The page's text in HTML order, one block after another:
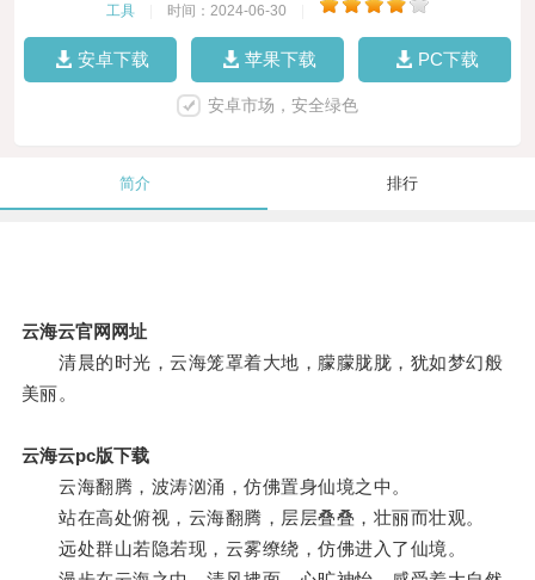
工具 时间：2024-06-30
安卓下载 苹果下载 PC下载
安卓市场，安全绿色
简介 排行
云海云官网网址
清晨的时光，云海笼罩着大地，朦朦胧胧，犹如梦幻般
美丽。
云海云pc版下载
云海翻腾，波涛汹涌，仿佛置身仙境之中。
站在高处俯视，云海翻腾，层层叠叠，壮丽而壮观。
远处群山若隐若现，云雾缭绕，仿佛进入了仙境。